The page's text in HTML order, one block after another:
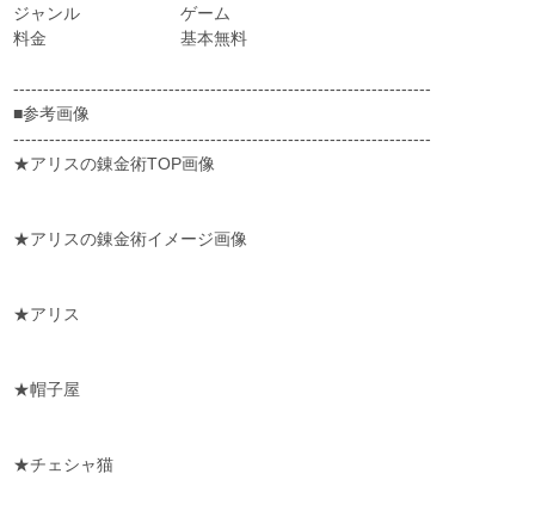
ジャンル ゲーム
料金 基本無料
----------------------------------------------------------------------
■参考画像
----------------------------------------------------------------------
★アリスの錬金術TOP画像
★アリスの錬金術イメージ画像
★アリス
★帽子屋
★チェシャ猫